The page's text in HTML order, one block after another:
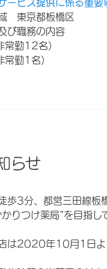
ービス提供に係る重要
東京都板橋区
び職務の内容
勤12名）
勤1名）
らせ
歩3分、都営三田線板
りつけ薬局”を目指し
は2020年10月1日よ